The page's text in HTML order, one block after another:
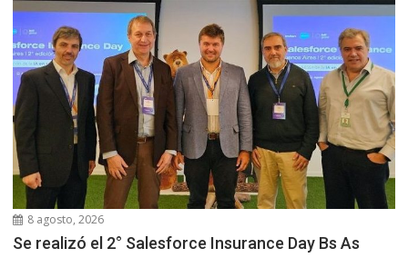
8 agosto, 2026
Se realizó el 2° Salesforce Insurance Day Bs As